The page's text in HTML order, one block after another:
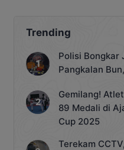
Trending
Polisi Bongkar
Pangkalan
Gemilang!
89 Medali di
Cup 2025
Terekam